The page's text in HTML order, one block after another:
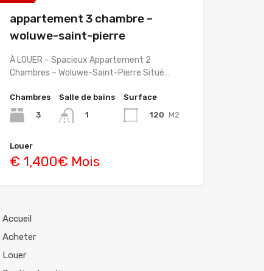
appartement 3 chambre –
woluwe-saint-pierre
À LOUER – Spacieux Appartement 2
Chambres – Woluwe-Saint-Pierre Situé…
Chambres
3
Salle de bains
1
Surface
120 M2
Louer
€ 1,400€ Mois
Accueil
Acheter
Louer